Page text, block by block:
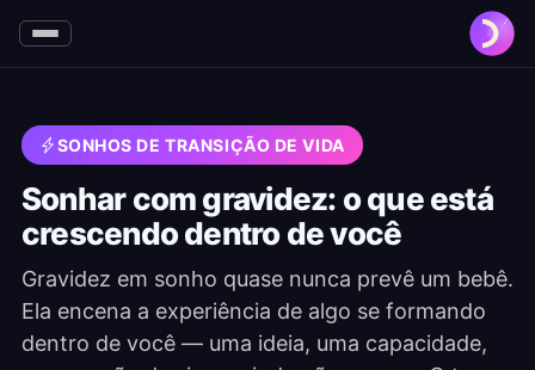
SONHOS DE TRANSIÇÃO DE VIDA
Sonhar com gravidez: o que está
crescendo dentro de você
Gravidez em sonho quase nunca prevê um bebê.
Ela encena a experiência de algo se formando
dentro de você — uma ideia, uma capacidade,